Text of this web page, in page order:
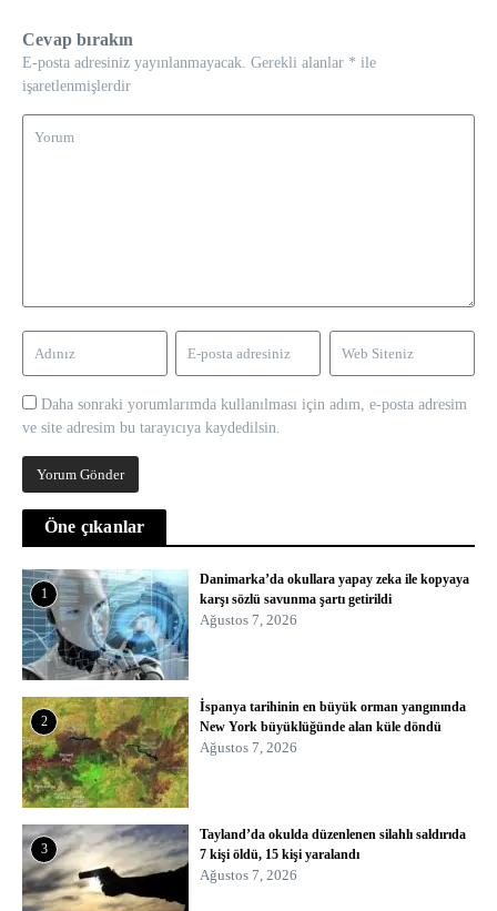
Cevap bırakın
E-posta adresiniz yayınlanmayacak. Gerekli alanlar * ile
işaretlenmişlerdir
Daha sonraki yorumlarımda kullanılması için adım, e-posta adresim
ve site adresim bu tarayıcıya kaydedilsin.
Öne çıkanlar
1
Danimarka’da okullara yapay zeka ile kopyaya
karşı sözlü savunma şartı getirildi
Ağustos 7, 2026
2
İspanya tarihinin en büyük orman yangınında
New York büyüklüğünde alan küle döndü
Ağustos 7, 2026
3
Tayland’da okulda düzenlenen silahlı saldırıda
7 kişi öldü, 15 kişi yaralandı
Ağustos 7, 2026